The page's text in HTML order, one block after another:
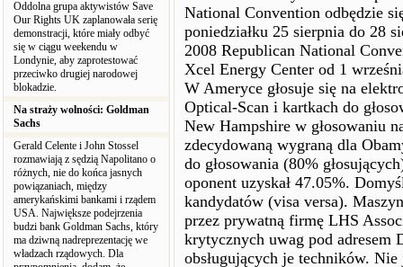
Oddolna grupa aktywistów Save
Our Rights UK zaplanowała serię
demonstracji, które miały odbyć
się w ciągu weekendu w
Londynie, aby zaprotestować
przeciwko drugiej narodowej
blokadzie.
Na straży wolności: Goldman
Sachs
Gerald Celente i John Stossel
rozmawiają z sędzią Napolitano o
różnych, nie do końca jasnych
powiązaniach, między
amerykańskimi bankami i rządem
USA. Największe podejrzenia
budzi bank Goldman Sachs, który
ma dziwną nadreprezentację we
władzach rządowych. Dla
National Convention odbędzie
poniedziałku 25 sierpnia do 28
2008 Republican National
Xcel Energy Center od 1
W Ameryce głosuje się na
Optical-Scan i kartkach do
New Hampshire w głosowaniu
zdecydowaną wygraną dla
do głosowania (80%
oponent uzyskał 47.05%.
kandydatów (visa versa).
przez prywatną firmę LHS
krytycznych uwag pod adresem
obsługujących je techników.